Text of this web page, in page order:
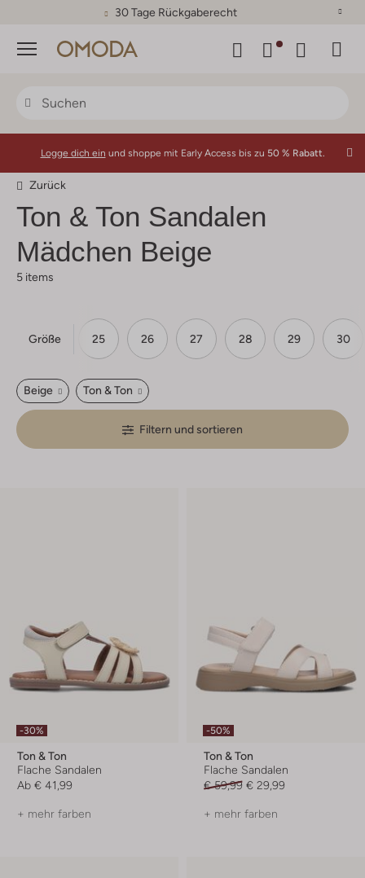
30 Tage Rückgaberecht
Menü
Logge dich ein und shoppe mit Early Access bis zu 50 % Rabatt.
Zurück
Ton & Ton Sandalen
Mädchen Beige
5 items
Größe
24 25 26 27 28 29 30
Beige Ton & Ton
Filtern und sortieren
-30%
Ton & Ton
Flache Sandalen
Ab € 41,99
+ mehr farben
-50%
Ton & Ton
Flache Sandalen
€ 59,99 € 29,99
+ mehr farben